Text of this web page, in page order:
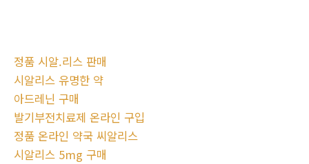
정품 시알.리스 판매
시알리스 유명한 약
아드레닌 구매
발기부전치료제 온라인 구입
정품 온라인 약국 씨알리스
시알리스 5mg 구매